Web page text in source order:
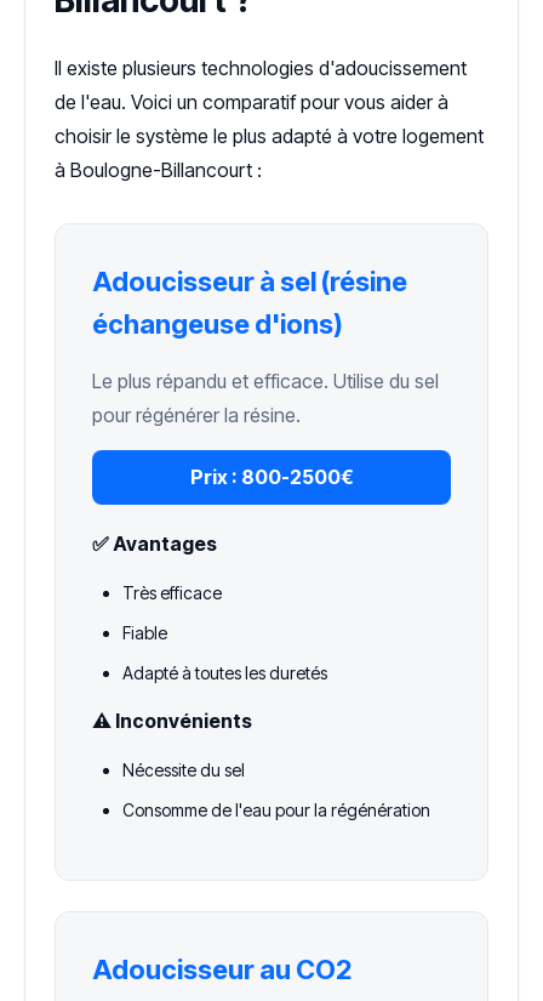
Il existe plusieurs technologies d'adoucissement
de l'eau. Voici un comparatif pour vous aider à
choisir le système le plus adapté à votre logement
à Boulogne-Billancourt :
Adoucisseur à sel (résine
échangeuse d'ions)
Le plus répandu et efficace. Utilise du sel
pour régénérer la résine.
Prix : 800-2500€
✅ Avantages
Très efficace
Fiable
Adapté à toutes les duretés
⚠️ Inconvénients
Nécessite du sel
Consomme de l'eau pour la régénération
Adoucisseur au CO2